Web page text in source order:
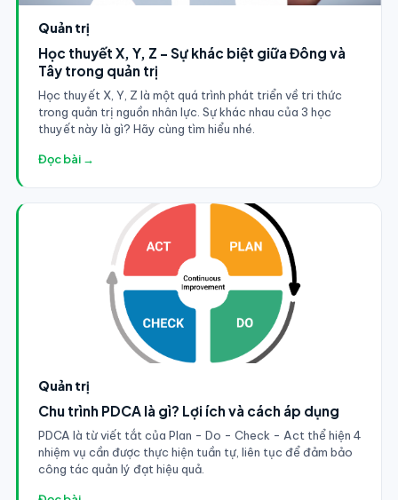
Quản trị
Học thuyết X, Y, Z - Sự khác biệt giữa Đông và
Tây trong quản trị
Học thuyết X, Y, Z là một quá trình phát triển về tri thức
trong quản trị nguồn nhân lực. Sự khác nhau của 3 học
thuyết này là gì? Hãy cùng tìm hiểu nhé.
Đọc bài →
Quản trị
Chu trình PDCA là gì? Lợi ích và cách áp dụng
PDCA là từ viết tắt của Plan - Do - Check - Act thể hiện 4
nhiệm vụ cần được thực hiện tuần tự, liên tục để đảm bảo
công tác quản lý đạt hiệu quả.